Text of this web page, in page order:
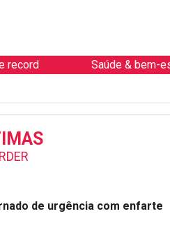
record Saúde & bem-
de urgência com enfarte